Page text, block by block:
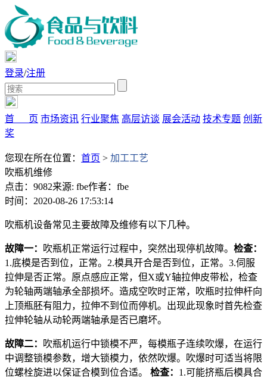
登录/注册
首 页 市场资讯 行业聚焦 高层访谈 展会活动 技术专题 创新
奖
您现在所在位置： 首页 > 加工工艺
吹瓶机维修
点击：9082来源: fbe作者：fbe
时间：2020-08-26 17:53:14
吹瓶机设备常见主要故障及维修有以下几种。
故障一： 吹瓶机正常运行过程中，突然出现停机故障。 检查：
1.底模是否到位，正常。2.模具开合是否到位，正常。3.伺服
拉伸是否正常。原点感应正常，但X或Y轴拉伸皮带松，检查
为轮轴两端轴承全部损坏。造成空吹时正常，吹瓶时拉伸杆向
上顶瓶胚有阻力，拉伸不到位而停机。出现此现象时首先检查
拉伸轮轴从动轮两端轴承是否已磨坏。
故障二：
吹瓶机运行中锁模不严，每模瓶子连续吹爆，在运行
中调整锁模参数，增大锁模力，依然吹爆。吹爆时可适当将限
位螺栓旋进以保证合模到位合适。 检查： 1.可能挤瓶后模具合